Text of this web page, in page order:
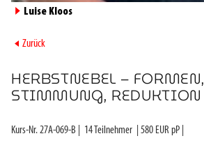
► Luise Kloos
► Zurück
HERBSTNEBEL – FORMEN,
STIMMUNG, REDUKTION
Kurs-Nr.27A-069-B 14 Teilnehmer 580 EUR pP |